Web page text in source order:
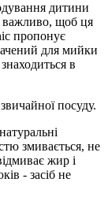
дитини
важливо, щоб ця
пропонує
для мийки
в
посуду.
змивається, не
жир і
- засіб не